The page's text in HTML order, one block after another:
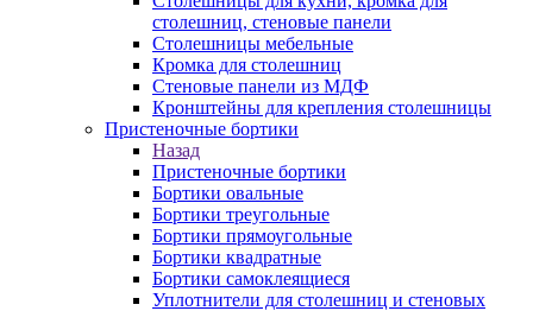
столешниц, стеновые панели
Столешницы мебельные
Кромка для столешниц
Стеновые панели из МДФ
Кронштейны для крепления столешницы
Пристеночные бортики
Назад
Пристеночные бортики
Бортики овальные
Бортики треугольные
Бортики прямоугольные
Бортики квадратные
Бортики самоклеящиеся
Уплотнители для столешниц и стеновых